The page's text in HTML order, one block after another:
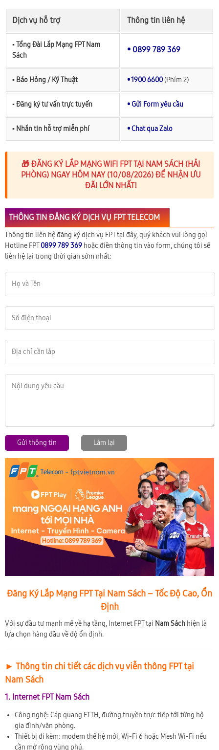
Dịch vụ hỗ trợ Thông tin liên hệ
▪︎ Tổng Đài Lắp Mạng FPT Nam
Sách
• 0899 789 369
▪︎ Báo Hỏng / Kỹ Thuật • 1900 6600 (Phím 2)
▪︎ Đăng ký tư vấn trực tuyến • Gửi Form yêu cầu
▪︎ Nhắn tin hỗ trợ miễn phí • Chat qua Zalo
🎁 ĐĂNG KÝ LẮP MẠNG WIFI FPT TẠI NAM SÁCH (HẢI
PHÒNG) NGAY HÔM NAY (10/08/2026) ĐỂ NHẬN ƯU
ĐÃI LỚN NHẤT!
THÔNG TIN ĐĂNG KÝ DỊCH VỤ FPT TELECOM
Thông tin liên hệ đăng ký dịch vụ FPT tại đây, quý khách vui lòng gọi
Hotline FPT0899 789 369 hoặc điền thông tin vào form, chúng tôi sẽ
liên hệ lại trong thời gian sớm nhất:
Gửi thông tin Làm lại
Đăng Ký Lắp Mạng FPT Tại Nam Sách – Tốc Độ Cao, Ổn
Định
Với sự đầu tư mạnh mẽ về hạ tầng, Internet FPT tại Nam Sách hiện là
lựa chọn hàng đầu về độ ổn định.
► Thông tin chi tiết các dịch vụ viễn thông FPT tại
Nam Sách
1. Internet FPT Nam Sách
Công nghệ: Cáp quang FTTH, đường truyền trực tiếp tới từng hộ
gia đình/văn phòng.
Thiết bị đi kèm: modem thế hệ mới, Wi-Fi 6 hoặc Mesh Wi-Fi nếu
cần mở rộng vùng phủ.